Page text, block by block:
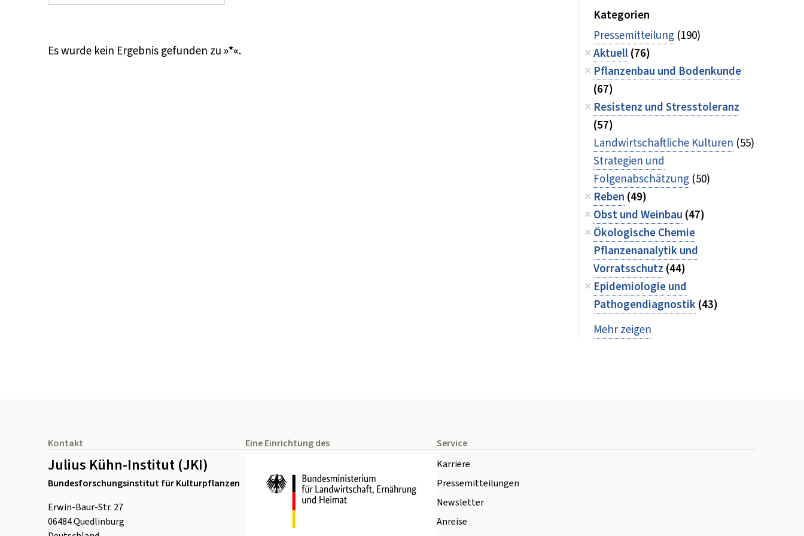
Es wurde kein Ergebnis gefunden zu»*«.
Kategorien
Pressemitteilung (190)
Aktuell(76)
Pflanzenbau und Bodenkunde
(67)
Resistenz und Stresstoleranz
(57)
Landwirtschaftliche Kulturen (55)
Strategien und
Folgenabschätzung (50)
Reben (49)
Obst und Weinbau (47)
Ökologische Chemie
Pflanzenanalytik und
Vorratsschutz (44)
Epidemiologie und
Pathogendiagnostik(43)
Mehr zeigen
Kontakt
Julius Kühn-Institut (JKI)
Bundesforschungsinstitut für Kulturpflanzen
Erwin-Baur-Str. 27
06484Quedlinburg
Eine Einrichtung des
Service
Karriere
Pressemitteilungen
Newsletter
Anreise